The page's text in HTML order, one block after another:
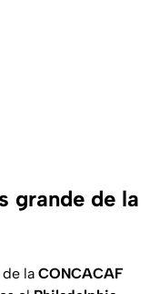
grande de la
la CONCACAF